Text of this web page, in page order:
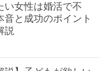
い女性は婚活で不
音と成功のポイント
説